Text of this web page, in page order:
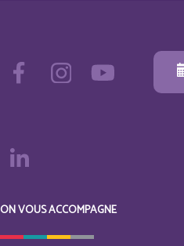
ON VOUS ACCOMPAGNE